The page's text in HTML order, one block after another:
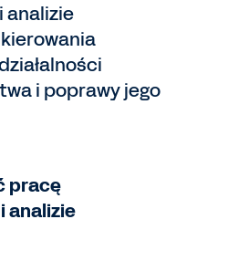
analizie
i poprawy jego
pracę
analizie